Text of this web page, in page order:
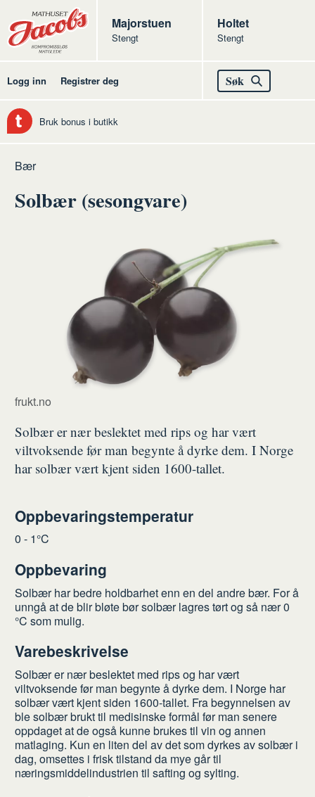
Butikker
Jacobs
Majorstuen
Stengt
Jacobs
Holtet
Stengt
Logg inn Registrer deg Søk
Bruk bonus i butikk
Hjem
Frukt
grønt
Råvarer
og
grønt
Bær
Solbær (sesongvare)
frukt.no
Solbær er nær beslektet med rips og har vært
viltvoksende før man begynte å dyrke dem. I Norge
har solbær vært kjent siden 1600-tallet.
Oppbevaringstemperatur
0 - 1°C
Oppbevaring
Solbær har bedre holdbarhet enn en del andre bær. For å
unngå at de blir bløte bør solbær lagres tørt og så nær 0
°C som mulig.
Varebeskrivelse
Solbær er nær beslektet med rips og har vært
viltvoksende før man begynte å dyrke dem. I Norge har
solbær vært kjent siden 1600-tallet. Fra begynnelsen av
ble solbær brukt til medisinske formål før man senere
oppdaget at de også kunne brukes til vin og annen
matlaging. Kun en liten del av det som dyrkes av solbær i
dag, omsettes i frisk tilstand da mye går til
næringsmiddelindustrien til safting og sylting.